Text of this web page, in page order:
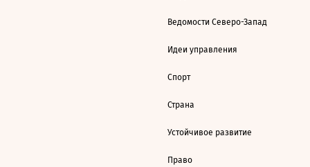
Ведомости Северо-Запад
Идеи управления
Спорт
Страна
Устойчивое развитие
Право